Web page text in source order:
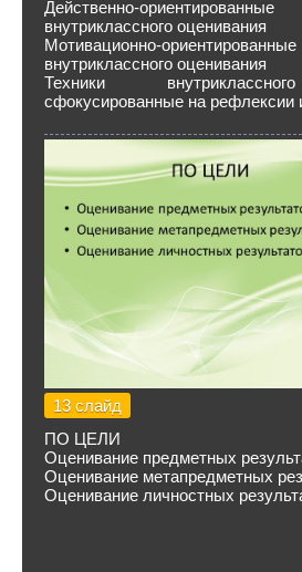
Действенно-
внутриклассного оценивания
Мотивационно-
внутриклассного оценивания
Техники
сфокусированные на рефлексии
13 слайд
ПО ЦЕЛИ
Оценивание предметных
Оценивание метапредметных
Оценивание личностных